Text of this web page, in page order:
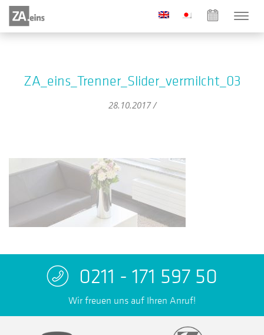
ZA_eins_Trenner_Slider_vermilcht_03
28.10.2017 /
0211 - 171 597 50
Wir freuen uns auf Ihren Anruf!